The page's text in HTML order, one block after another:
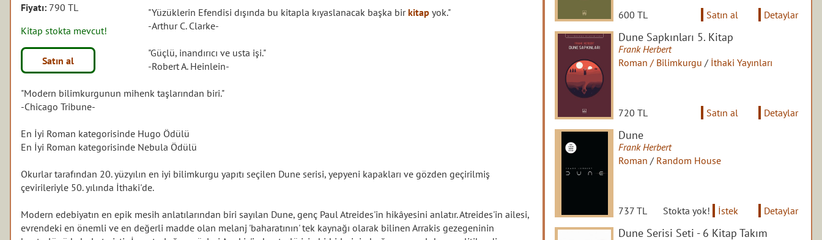
Fiyatı: 790 TL
Kitap stokta mevcut!
Satın al
"Yüzüklerin Efendisi dışında bu kitapla kıyaslanacak başka birkitap yok."
-Arthur C. Clarke-
"Güçlü, inandırıcı ve usta işi."
-Robert A. Heinlein-
"Modern bilimkurgunun mihenk taşlarından biri."
-Chicago Tribune-
En İyi Roman kategorisinde Hugo Ödülü
En İyi Roman kategorisinde Nebula Ödülü
Okurlar tarafından 20. yüzyılın en iyi bilimkurgu yapıtı seçilen Dune serisi, yepyeni kapakları ve gözden geçirilmiş
çevirileriyle 50. yılında İthaki'de.
Modern edebiyatın en epik mesih anlatılarından biri sayılan Dune, genç Paul Atreides'in hikâyesini anlatır. Atreides'in ailesi,
evrendeki en önemli ve en değerli madde olan melanj 'baharatının' tek kaynağı olarak bilinen Arrakis gezegeninin
600 TL Satın al Detaylar
Dune Sapkınları 5. Kitap
Frank Herbert
Roman / Bilimkurgu / İthaki Yayınları
720 TL Satın al Detaylar
Dune
Frank Herbert
Roman / Random House
737 TL Stokta yok! İstek Detaylar
Dune Serisi Seti - 6 Kitap Takım